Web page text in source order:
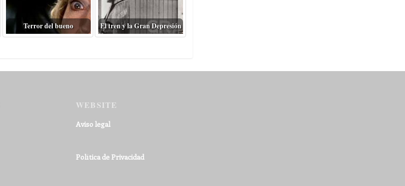
Terror del bueno El tren y la Gran Depresión
WEBSITE
Aviso legal
Política de Privacidad